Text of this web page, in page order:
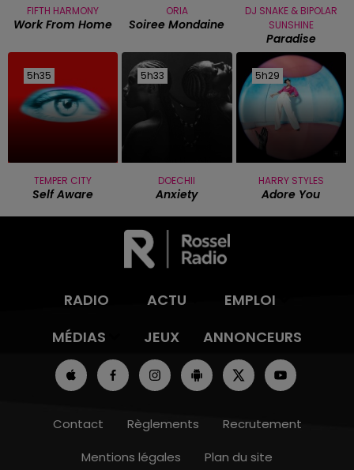
FIFTH HARMONY
Work From Home
ORIA
Soiree Mondaine
DJ SNAKE & BIPOLAR
SUNSHINE
Paradise
5h35
5h35
TEMPER CITY
Self Aware
5h33
5h33
DOECHII
Anxiety
5h29
5h29
HARRY STYLES
Adore You
RADIO ACTU
EMPLOI
MÉDIAS
JEUX ANNONCEURS
Contact Règlements
Recrutement
Mentions légales
Plan du site